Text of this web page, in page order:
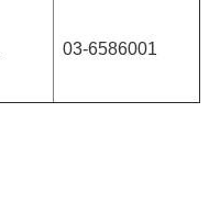
03-6586001